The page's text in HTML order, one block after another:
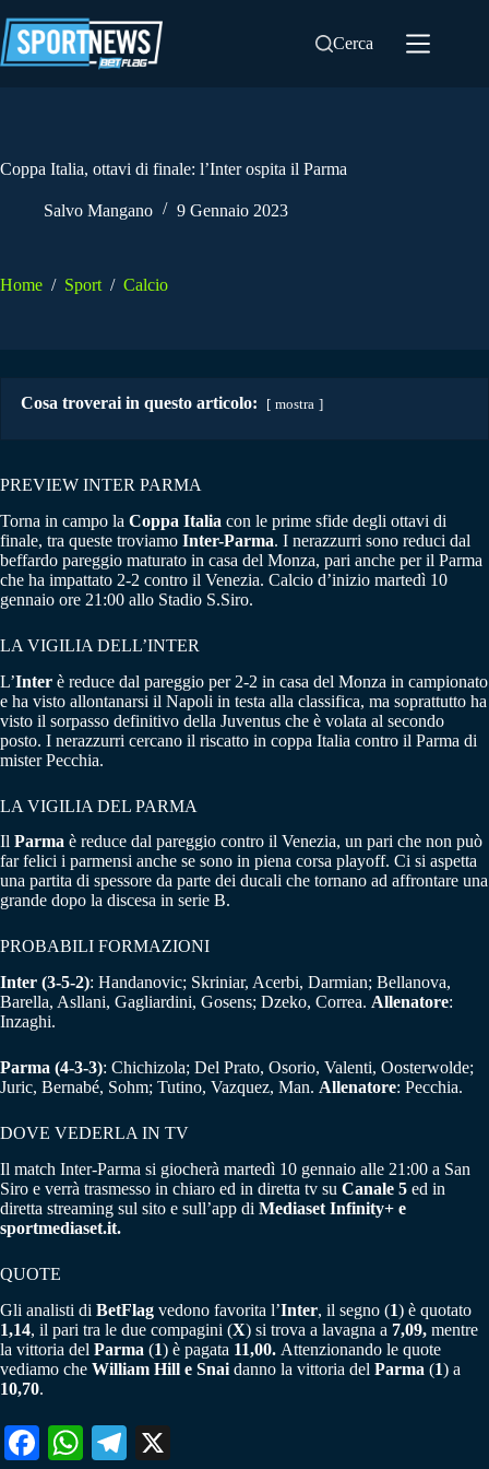
al
contenuto
Cerca
Coppa Italia, ottavi di finale: l’Inter ospita il Parma
Salvo Mangano 9 Gennaio 2023
Home / Sport / Calcio
Cosa troverai in questo articolo: mostra
PREVIEW INTER PARMA
Torna in campo la Coppa Italia con le prime sfide degli ottavi di
finale, tra queste troviamo Inter-Parma. I nerazzurri sono reduci dal
beffardo pareggio maturato in casa del Monza, pari anche per il Parma
che ha impattato 2-2 contro il Venezia. Calcio d’inizio martedì 10
gennaio ore 21:00 allo Stadio S.Siro.
LA VIGILIA DELL’INTER
L’Inter è reduce dal pareggio per 2-2 in casa del Monza in campionato
e ha visto allontanarsi il Napoli in testa alla classifica, ma soprattutto ha
visto il sorpasso definitivo della Juventus che è volata al secondo
posto. I nerazzurri cercano il riscatto in coppa Italia contro il Parma di
mister Pecchia.
LA VIGILIA DEL PARMA
Il Parma è reduce dal pareggio contro il Venezia, un pari che non può
far felici i parmensi anche se sono in piena corsa playoff. Ci si aspetta
una partita di spessore da parte dei ducali che tornano ad affrontare una
grande dopo la discesa in serie B.
PROBABILI FORMAZIONI
Inter (3-5-2): Handanovic; Skriniar, Acerbi, Darmian; Bellanova,
Barella, Asllani, Gagliardini, Gosens; Dzeko, Correa. Allenatore:
Inzaghi.
Parma (4-3-3): Chichizola; Del Prato, Osorio, Valenti, Oosterwolde;
Juric, Bernabé, Sohm; Tutino, Vazquez, Man. Allenatore: Pecchia.
DOVE VEDERLA IN TV
Il match Inter-Parma si giocherà martedì 10 gennaio alle 21:00 a San
Siro e verrà trasmesso in chiaro ed in diretta tv su Canale 5 ed in
diretta streaming sul sito e sull’app di Mediaset Infinity+ e
sportmediaset.it.
QUOTE
Gli analisti di BetFlag vedono favorita l’Inter, il segno (1) è quotato
1,14, il pari tra le due compagini (X) si trova a lavagna a 7,09, mentre
la vittoria del Parma (1) è pagata 11,00. Attenzionando le quote
vediamo che William Hill e Snai danno la vittoria del Parma (1) a
10,70.
Fa W
Te